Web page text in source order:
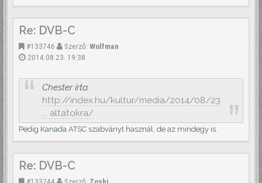
Re: DVB-C
#133746 Szerző: Wolfman
2014.08.23. 19:38
Chester írta:
http://index.hu/kultur/media/2014/08/23
... altatokra/
Pedig Kanada ATSC szabványt használ, de az mindegy is.
Re: DVB-C